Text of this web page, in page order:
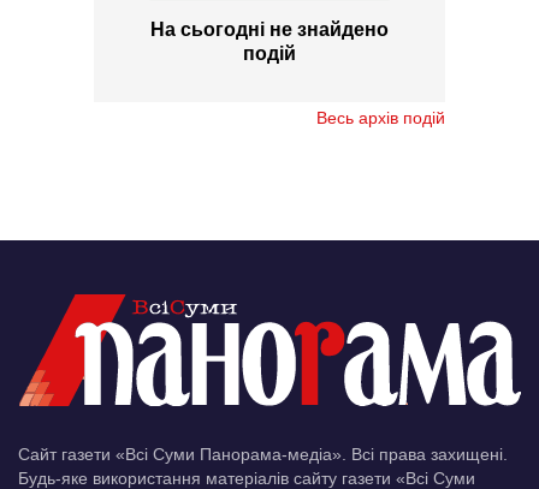
На сьогодні не знайдено
подій
Весь архів подій
Сайт газети «Всі Суми Панорама-медіа». Всі права захищені.
Будь-яке використання матеріалів сайту газети «Всі Суми